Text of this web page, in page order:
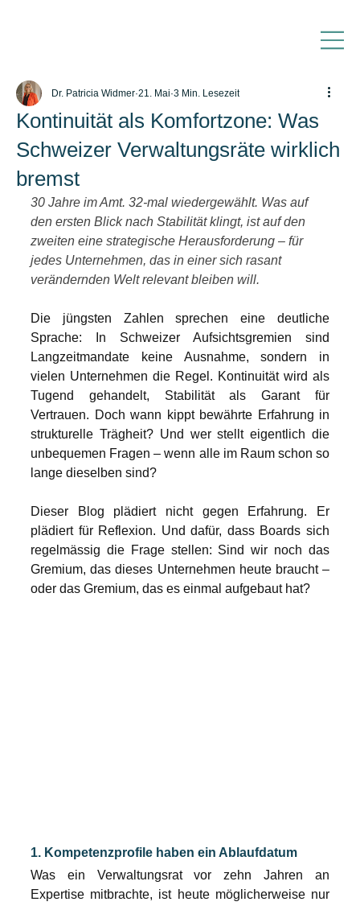
Kontinuität als Komfortzone: Was
Schweizer Verwaltungsräte wirklich
bremst
Dr. Patricia Widmer 21. Mai 3 Min. Lesezeit
30 Jahre im Amt. 32-mal wiedergewählt. Was auf
den ersten Blick nach Stabilität klingt, ist auf den
zweiten eine strategische Herausforderung – für
jedes Unternehmen, das in einer sich rasant
verändernden Welt relevant bleiben will.
Die jüngsten Zahlen sprechen eine deutliche
Sprache: In Schweizer Aufsichtsgremien sind
Langzeitmandate keine Ausnahme, sondern in
vielen Unternehmen die Regel. Kontinuität wird als
Tugend gehandelt, Stabilität als Garant für
Vertrauen. Doch wann kippt bewährte Erfahrung in
strukturelle Trägheit? Und wer stellt eigentlich die
unbequemen Fragen – wenn alle im Raum schon so
lange dieselben sind?
Dieser Blog plädiert nicht gegen Erfahrung. Er
plädiert für Reflexion. Und dafür, dass Boards sich
regelmässig die Frage stellen: Sind wir noch das
Gremium, das dieses Unternehmen heute braucht –
oder das Gremium, das es einmal aufgebaut hat?
1. Kompetenzprofile haben ein Ablaufdatum
Was ein Verwaltungsrat vor zehn Jahren an
Expertise mitbrachte, ist heute möglicherweise nur